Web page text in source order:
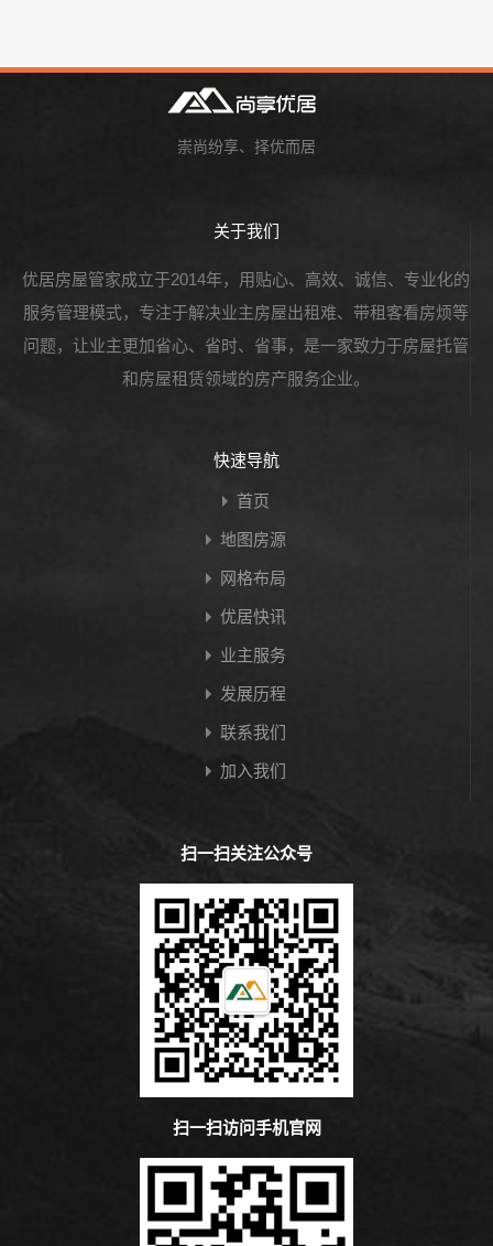
崇尚纷享、择优而居
关于我们
优居房屋管家成立于2014年，用贴心、高效、诚信、专业化的
服务管理模式，专注于解决业主房屋出租难、带租客看房烦等
问题，让业主更加省心、省时、省事，是一家致力于房屋托管
和房屋租赁领域的房产服务企业。
快速导航
首页
地图房源
网格布局
优居快讯
业主服务
发展历程
联系我们
加入我们
扫一扫关注公众号
扫一扫访问手机官网